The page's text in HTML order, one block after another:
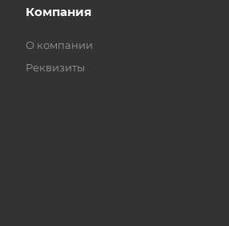
Компания
О компании
Реквизиты